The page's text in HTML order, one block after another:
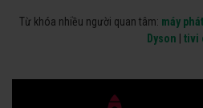
Từ khóa nhiều người quan tâm: máy
Dyson
tivi